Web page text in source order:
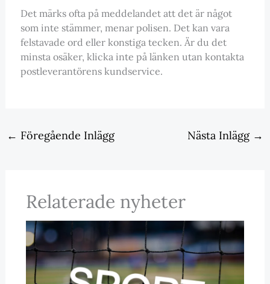
Det märks ofta på meddelandet att det är något
som inte stämmer, menar polisen. Det kan vara
felstavade ord eller konstiga tecken. Är du det
minsta osäker, klicka inte på länken utan kontakta
postleverantörens kundservice.
← Föregående Inlägg Nästa Inlägg →
Relaterade nyheter